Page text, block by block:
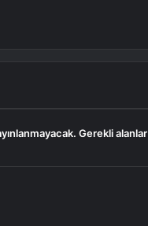
Gerekli alanlar